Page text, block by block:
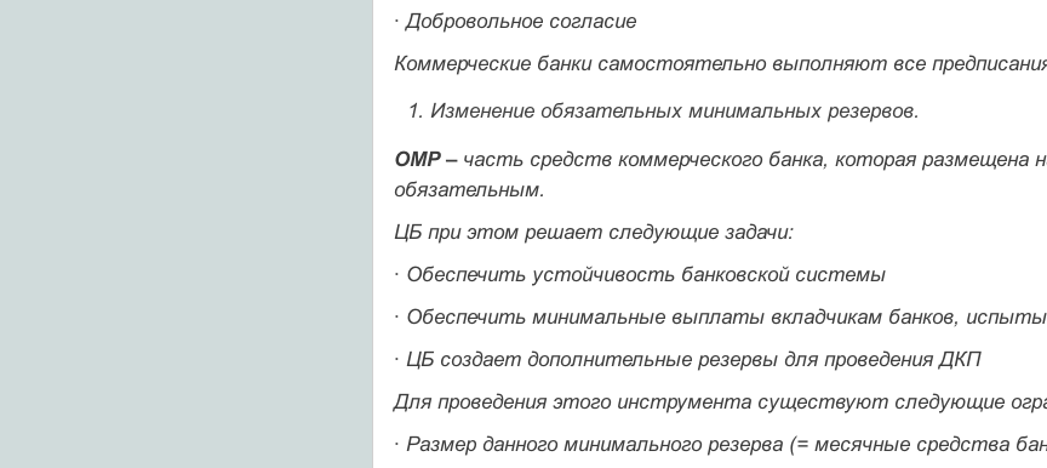
·Добровольное согласие
Коммерческие банки самостоятельно выполняют все
Изменение обязательных минимальных резервов.
ОМР – часть средств коммерческого банка, которая
обязательным.
ЦБ при этом решает следующие задачи:
· Обеспечить устойчивость банковской системы
· Обеспечить минимальные выплаты вкладчикам банков,
· ЦБ создает дополнительные резервы для проведения ДКП
Для проведения этого инструмента существуют следующие
· Размер данного минимального резерва (= месячные средства